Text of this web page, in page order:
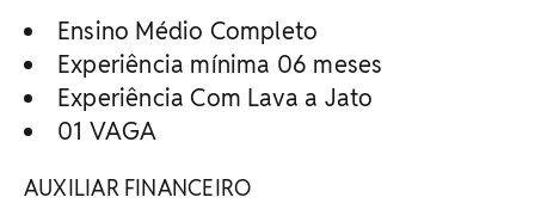
Ensino Médio Completo
Experiência mínima 06 meses
Experiência Com Lava a Jato
01 VAGA
AUXILIAR FINANCEIRO